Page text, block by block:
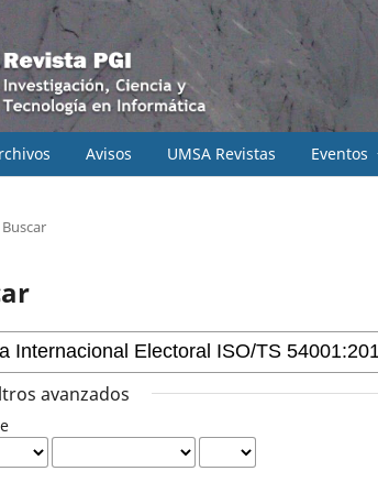
Avisos UMSA Revistas Eventos
Buscar
avanzados